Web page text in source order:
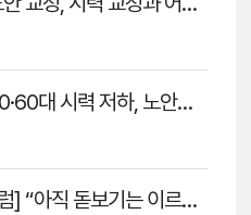
[최진영원장 의료칼럼] 50·60대 시력 저하, 노안만의 문제일까? 백내장과 난시를 함께 봐야 하는 이유
[강성용원장 헬스조선 칼럼] “아직 돋보기는 이르다”… 40·50대 노안교정, 무엇이 달라졌나